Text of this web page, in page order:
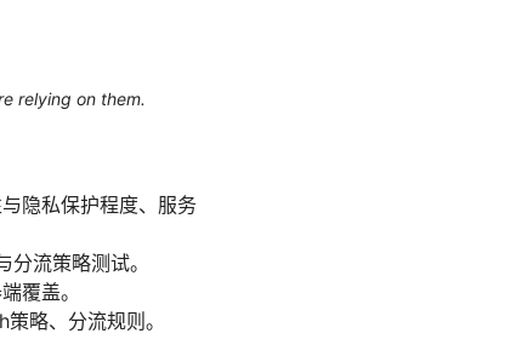
relying on them.
隐私保护程度、服务
流策略测试。
覆盖。
略、分流规则。